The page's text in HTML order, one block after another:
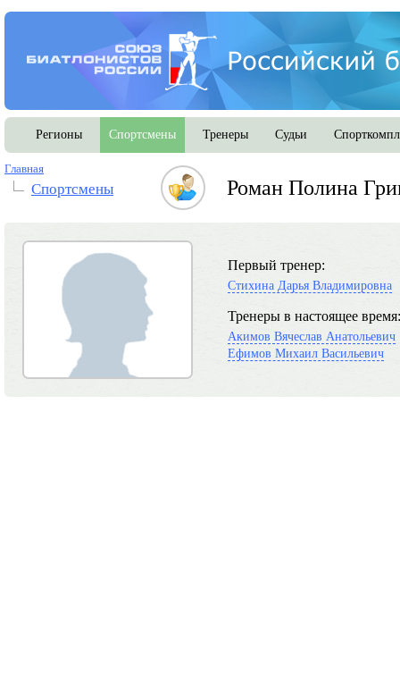
Регионы Спортсмены Тренеры Судьи
Главная
Спортсмены Роман Полина
Первый тренер:
Стихина Дарья Владимировна
Тренеры в настоящее время:
Акимов Вячеслав Анатольевич
Ефимов Михаил Васильевич